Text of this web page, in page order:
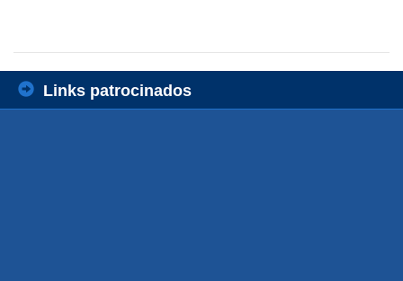
Links patrocinados